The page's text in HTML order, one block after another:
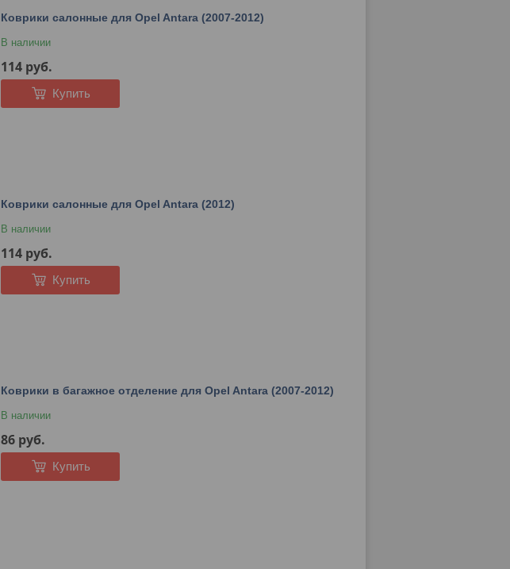
Коврики салонные для Opel Antara (2007-2012)
В наличии
114 руб.
Купить
Коврики салонные для Opel Antara (2012)
В наличии
114 руб.
Купить
Коврики в багажное отделение для Opel Antara (2007-2012)
В наличии
86 руб.
Купить